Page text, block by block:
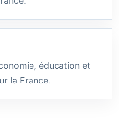
éducation et
la France.